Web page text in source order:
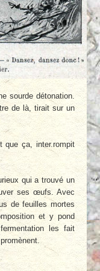
sourde détonation.
de là, tirait sur un
que ça, inter.rompit
qui a trouvé un
ses œufs. Avec
de feuilles mortes
et y pond
les fait